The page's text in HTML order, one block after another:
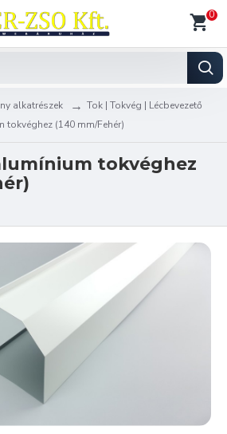
0
alkatrészek
Tok | Tokvég | Lécbevezető
tokvéghez (140 mm/Fehér)
tokvéghez